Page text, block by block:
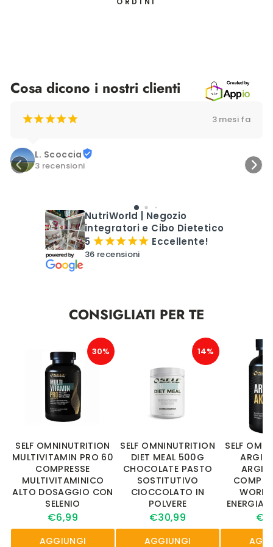
Cosa dicono i nostri clienti
¡¡¡¡¡ 3 mesi fa
L. Scoccia
3 recensioni
NutriWorld | Negozio
integratori e Cibo Dietetico
5 ¡¡¡¡¡ Eccellente!
36 recensioni
CONSIGLIATI PER TE
30%
SELF OMNINUTRITION
MULTIVITAMIN PRO 60
COMPRESSE
MULTIVITAMINICO
ALTO DOSAGGIO CON
SELENIO
€6,99
AGGIUNGI
14%
SELF OMNINUTRITION
DIET MEAL 500G
CHOCOLATE PASTO
SOSTITUTIVO
CIOCCOLATO IN
POLVERE
€30,99
AGGIUNGI
SELF
ENERGIA